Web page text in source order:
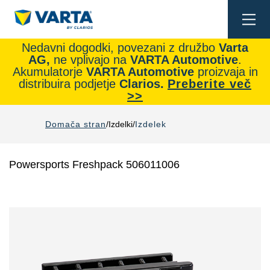
Nedavni dogodki, povezani z družbo Varta
AG, ne vplivajo na VARTA Automotive.
Akumulatorje VARTA Automotiveproizvaja in
distribuira podjetje Clarios. Preberite več
>>
Domača stran Izdelki Izdelek
Powersports Freshpack 506011006